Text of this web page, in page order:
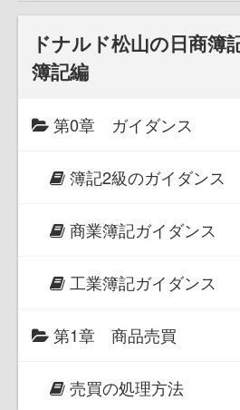
ドナルド松山の日商簿
簿記編
第0章 ガイダンス
簿記2級のガイダンス
商業簿記ガイダンス
工業簿記ガイダンス
第1章 商品売買
売買の処理方法